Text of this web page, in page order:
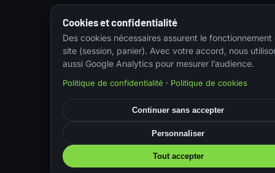
Cookies et confidentialité
Des cookies nécessaires assurent le fonctionnement
site (session, panier). Avec votre accord, nous
aussi Google Analytics pour mesurer l’audience.
Politique de confidentialité · Politique de cookies
Continuer sans accepter
Personnaliser
Tout accepter